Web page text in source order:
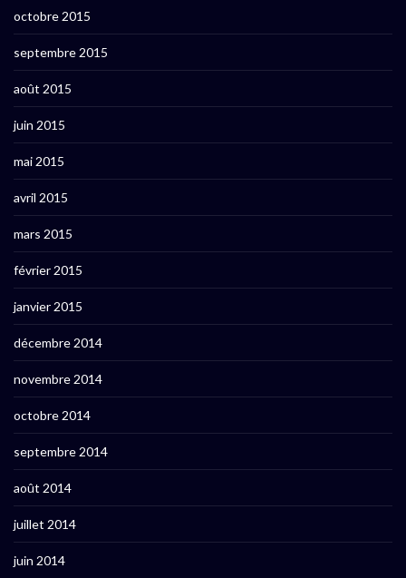
octobre 2015
septembre 2015
août 2015
juin 2015
mai 2015
avril 2015
mars 2015
février 2015
janvier 2015
décembre 2014
novembre 2014
octobre 2014
septembre 2014
août 2014
juillet 2014
juin 2014